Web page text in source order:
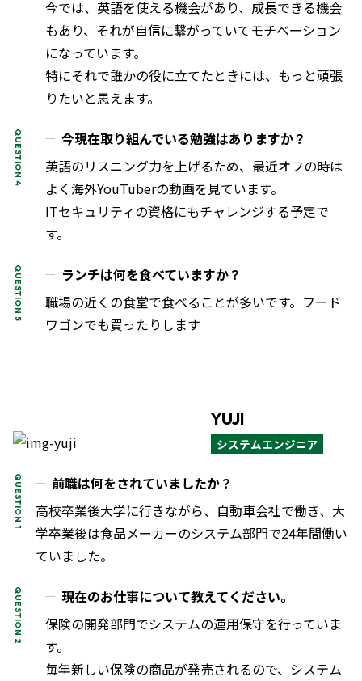
今では、英語を使える機会があり、成長できる機会
もあり、それが自信に繋がっていてモチベーション
になっています。
特にそれで誰かの役に立てたときには、もっと頑張
りたいと思えます。
今現在取り組んでいる勉強はありますか？
英語のリスニング力を上げるため、最近オフの時は
よく海外YouTuberの動画を見ています。
ITセキュリティの資格にもチャレンジする予定で
す。
ランチは何を食べていますか？
職場の近くの食堂で食べることが多いです。フード
ワゴンでも買ったりします
YUJI
システムエンジニア
前職は何をされていましたか？
高校卒業後大学に行きながら、自動車会社で働き、大
学卒業後は食品メーカーのシステム部門で24年間働い
ていました。
現在のお仕事について教えてください。
保険の開発部門でシステムの運用保守を行っていま
す。
毎年新しい保険の商品が発売されるので、システム